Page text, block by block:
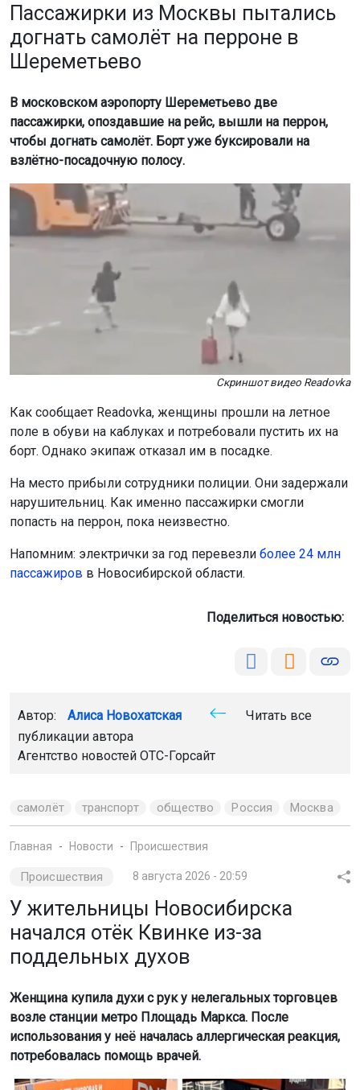
Пассажирки из Москвы пытались
догнать самолёт на перроне в
Шереметьево
В московском аэропорту Шереметьево две
пассажирки, опоздавшие на рейс, вышли на перрон,
чтобы догнать самолёт. Борт уже буксировали на
взлётно-посадочную полосу.
Скриншот видео Readovka
Как сообщает Readovka, женщины прошли на летное
поле в обуви на каблуках и потребовали пустить их на
борт. Однако экипаж отказал им в посадке.
На место прибыли сотрудники полиции. Они задержали
нарушительниц. Как именно пассажирки смогли
попасть на перрон, пока неизвестно.
Напомним: электрички за год перевезли более 24 млн
пассажиров в Новосибирской области.
Поделиться новостью:
Автор: Алиса Новохатская
Читать все
публикации автора
Агентство новостей ОТС-Горсайт
самолёт транспорт общество Россия Москва
Главная Новости Происшествия
Происшествия 8 августа 2026 - 20:59
У жительницы Новосибирска
начался отёк Квинке из-за
поддельных духов
Женщина купила духи с рук у нелегальных торговцев
возле станции метро Площадь Маркса. После
использования у неё началась аллергическая реакция,
потребовалась помощь врачей.